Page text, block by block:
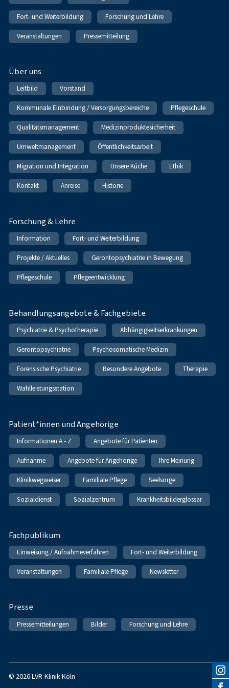
Fort- und Weiterbildung Forschung und Lehre
Veranstaltungen Pressemitteilung
Über uns
Leitbild Vorstand
Kommunale Einbindung / Versorgungsbereiche Pflegeschule
Qualitätsmanagement Medizinproduktesicherheit
Umweltmanagement Öffentlichkeitsarbeit
Migration und Integration Unsere Küche Ethik
Kontakt Anreise Historie
Forschung & Lehre
Information Fort- und Weiterbildung
Projekte / Aktuelles Gerontopsychiatrie in Bewegung
Pflegeschule Pflegeentwicklung
Behandlungsangebote & Fachgebiete
Psychiatrie & Psychotherapie Abhängigkeitserkrankungen
Gerontopsychiatrie Psychosomatische Medizin
Forensische Psychiatrie Besondere Angebote Therapie
Wahlleistungsstation
Patient*innen und Angehörige
Informationen A - Z Angebote für Patienten
Aufnahme Angebote für Angehörige Ihre Meinung
Klinikwegweiser Familiale Pflege Seelsorge
Sozialdienst Sozialzentrum Krankheitsbilderglossar
Fachpublikum
Einweisung / Aufnahmeverfahren Fort- und Weiterbildung
Veranstaltungen Familiale Pflege Newsletter
Presse
Pressemitteilungen Bilder Forschung und Lehre
© 2026 LVR-Klinik Köln